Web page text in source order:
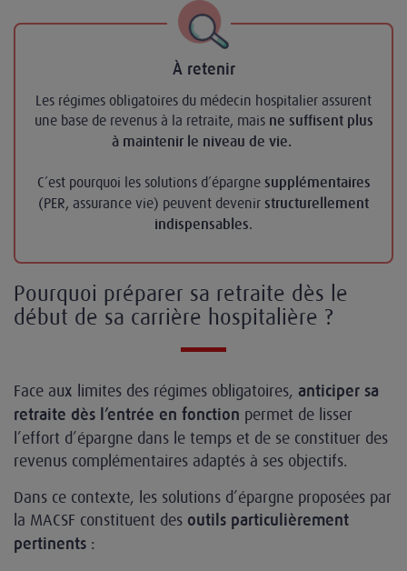
À retenir
Les régimes obligatoires du médecin hospitalier assurent
une base de revenus à la retraite, maisne suffisent plus
à maintenir le niveau de vie.
C’est pourquoi les solutions d’épargne supplémentaires
(PER, assurance vie) peuvent devenir structurellement
indispensables.
Pourquoi préparer sa retraite dès le
début de sa carrière hospitalière ?
Face aux limites des régimes obligatoires, anticiper sa
retraite dès l’entrée en fonction permet de lisser
l’effort d’épargne dans le temps et de se constituer des
revenus complémentaires adaptés à ses objectifs.
Dans ce contexte, les solutions d’épargne proposées par
la MACSF constituent des outils particulièrement
pertinents :